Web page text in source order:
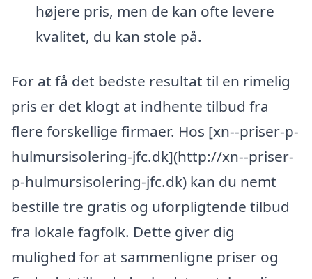
højere pris, men de kan ofte levere
kvalitet, du kan stole på.
For at få det bedste resultat til en rimelig
pris er det klogt at indhente tilbud fra
flere forskellige firmaer. Hos [xn--priser-p-
hulmursisolering-jfc.dk](http://xn--priser-
p-hulmursisolering-jfc.dk) kan du nemt
bestille tre gratis og uforpligtende tilbud
fra lokale fagfolk. Dette giver dig
mulighed for at sammenligne priser og